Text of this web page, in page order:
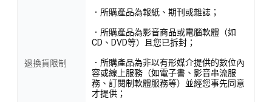
退換貨限制
．所購產品為報紙、期刊或雜誌；
．所購產品為影音商品或電腦軟體（如
CD、DVD等）且您已拆封；
．所購產品為非以有形媒介提供的數位內
容或線上服務（如電子書、影音串流服
務、訂閱制軟體服務等）並經您事先同意
才提供；